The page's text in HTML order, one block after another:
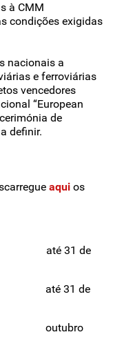
à CMM
condições exigidas
nacionais a
e ferroviárias
vencedores
“European
de
definir.
aqui os
até 31 de
até 31 de
outubro